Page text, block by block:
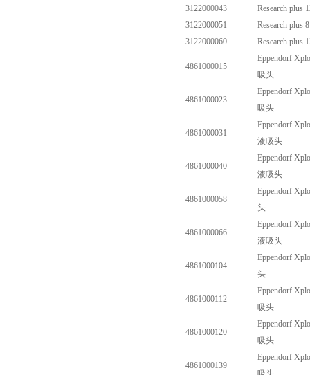
3122000043
Research plus
3122000051
Research plus 8
3122000060
Research plus
4861000015
Eppendorf
吸头
4861000023
Eppendorf
吸头
4861000031
Eppendorf
液吸头
4861000040
Eppendorf
液吸头
4861000058
Eppendorf
头
4861000066
Eppendorf
液吸头
4861000104
Eppendorf
头
4861000112
Eppendorf
吸头
4861000120
Eppendorf
吸头
4861000139
Eppendorf